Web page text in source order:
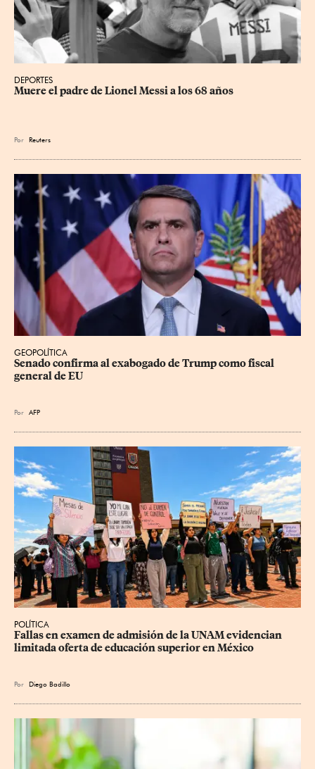
DEPORTES
Muere el padre de Lionel Messi a los 68 años
Por Reuters
GEOPOLÍTICA
Senado confirma al exabogado de Trump como fiscal
general de EU
Por AFP
POLÍTICA
Fallas en examen de admisión de la UNAM evidencian
limitada oferta de educación superior en México
Por Diego Badillo